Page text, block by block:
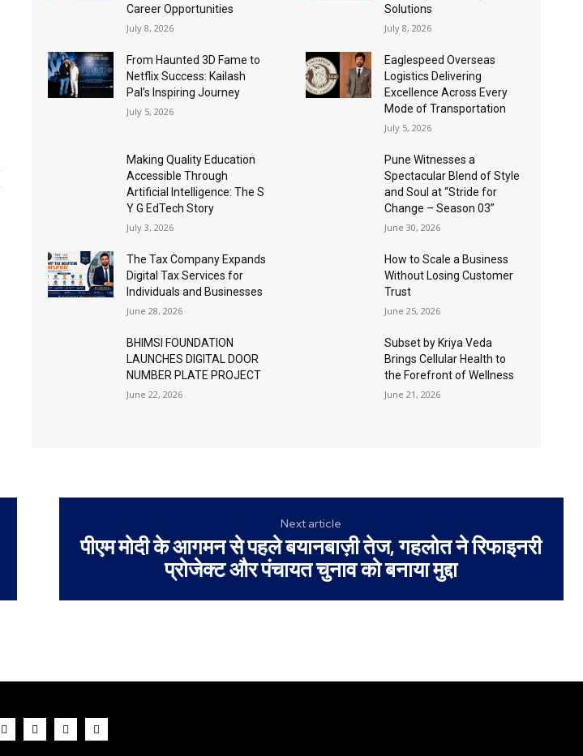
Career Opportunities
July 8, 2026
Solutions
July 8, 2026
From Haunted 3D Fame to
Netflix Success: Kailash
Pal’s Inspiring Journey
July 5, 2026
Eaglespeed Overseas
Logistics Delivering
Excellence Across Every
Mode of Transportation
July 5, 2026
Making Quality Education
Accessible Through
Artificial Intelligence: The S
Y G EdTech Story
July 3, 2026
Pune Witnesses a
Spectacular Blend of Style
and Soul at “Stride for
Change – Season 03”
June 30, 2026
The Tax Company Expands
Digital Tax Services for
Individuals and Businesses
June 28, 2026
How to Scale a Business
Without Losing Customer
Trust
June 25, 2026
BHIMSI FOUNDATION
LAUNCHES DIGITAL DOOR
NUMBER PLATE PROJECT
June 22, 2026
Subset by Kriya Veda
Brings Cellular Health to
the Forefront of Wellness
June 21, 2026
Next article
पीएम मोदी के आगमन से पहले बयानबाज़ी तेज, गहलोत ने रिफाइनरी
प्रोजेक्ट और पंचायत चुनाव को बनाया मुद्दा